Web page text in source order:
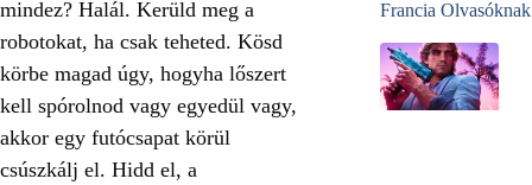
mindez? Halál. Kerüld meg a
robotokat, ha csak teheted. Kösd
körbe magad úgy, hogyha lőszert
kell spórolnod vagy egyedül vagy,
akkor egy futócsapat körül
csúszkálj el. Hidd el, a
Francia Olvasóknak